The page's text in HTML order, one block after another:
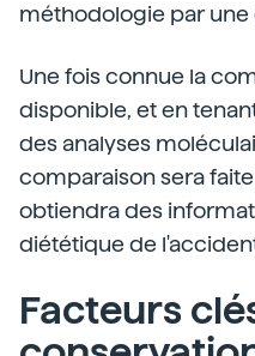
méthodologie par
Une fois connue la
disponible, et en
des analyses
comparaison sera
obtiendra des
diététique de
Facteurs